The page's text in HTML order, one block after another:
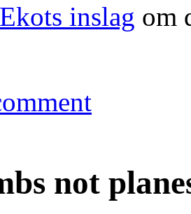
Ekots inslag om
not